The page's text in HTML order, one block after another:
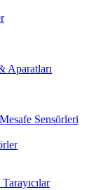
Aparatları
Sensörleri